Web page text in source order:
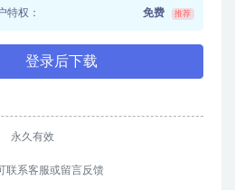
特权： 免费 推荐
登录后下载
永久有效
联系客服或留言反馈